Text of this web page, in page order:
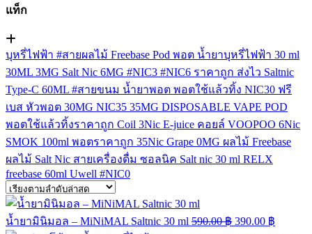
แท็ก
บุหรี่ไฟฟ้า #สายผลไม้ Freebase Pod พอต น้ำยาบุหรี่ไฟฟ้า 30 ml
30ML 3MG Salt Nic 6MG #NIC3 #NIC6 ราคาถูก ส่งไว Saltnic
Type-C 60ML #สายขนม น้ำยาพอต พอตใช้แล้วทิ้ง NIC30 ฟรี
เบส หัวพอต 30MG NIC35 35MG DISPOSABLE VAPE POD
พอตใช้แล้วทิ้งราคาถูก Coil 3Nic E-juice คอยล์ VOOPOO 6Nic
SMOK 100ml พอตราคาถูก 35Nic Grape 0MG ผลไม้ Freebase
ผลไม้ Salt Nic สายเครื่องดื่ม ซอลนิค Salt nic 30 ml RELX
freebase 60ml Uwell #NIC0
น้ำยามินิมอล – MiNiMAL Saltnic 30 ml 590.00฿ 390.00 ฿